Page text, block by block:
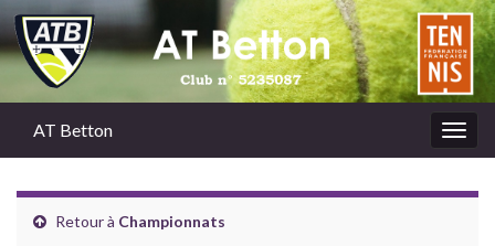
AT Betton
Retour à Championnats